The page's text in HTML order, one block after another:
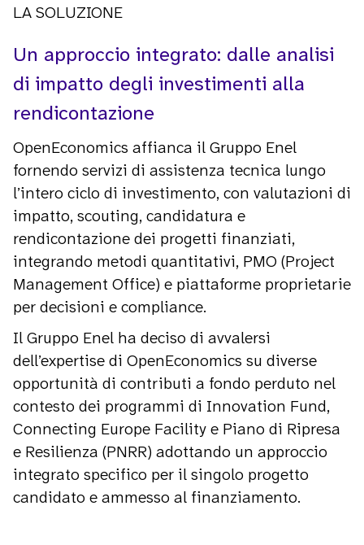
LA SOLUZIONE
Un approccio integrato: dalle analisi
di impatto degli investimenti alla
rendicontazione
OpenEconomics affianca il Gruppo Enel
fornendo servizi di assistenza tecnica lungo
l’intero ciclo di investimento, con valutazioni di
impatto, scouting, candidatura e
rendicontazione dei progetti finanziati,
integrando metodi quantitativi, PMO (Project
Management Office) e piattaforme proprietarie
per decisioni e compliance.
Il Gruppo Enel ha deciso di avvalersi
dell’expertise di OpenEconomics su diverse
opportunità di contributi a fondo perduto nel
contesto dei programmi di Innovation Fund,
Connecting Europe Facility e Piano di Ripresa
e Resilienza (PNRR) adottando un approccio
integrato specifico per il singolo progetto
candidato e ammesso al finanziamento.